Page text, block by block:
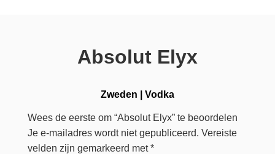
Absolut Elyx
Zweden Vodka
Wees de eerste om “Absolut Elyx” te beoordelen
Je e-mailadres wordt niet gepubliceerd. Vereiste
velden zijn gemarkeerd met*